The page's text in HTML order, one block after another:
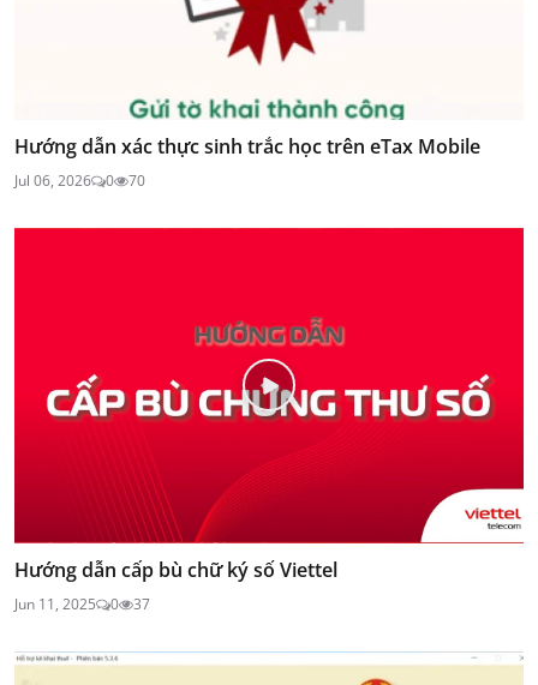
Hướng dẫn xác thực sinh trắc học trên eTax Mobile
Jul 06, 2026 0 70
Hướng dẫn cấp bù chữ ký số Viettel
Jun 11, 2025 0 37